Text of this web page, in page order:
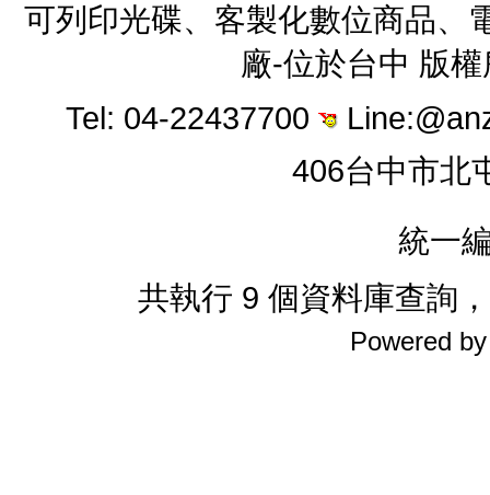
可列印光碟、客製化數位商品、
廠-位於台中 版
Tel: 04-22437700
406台中市北
統一
共執行 9 個資料庫查詢
Powered